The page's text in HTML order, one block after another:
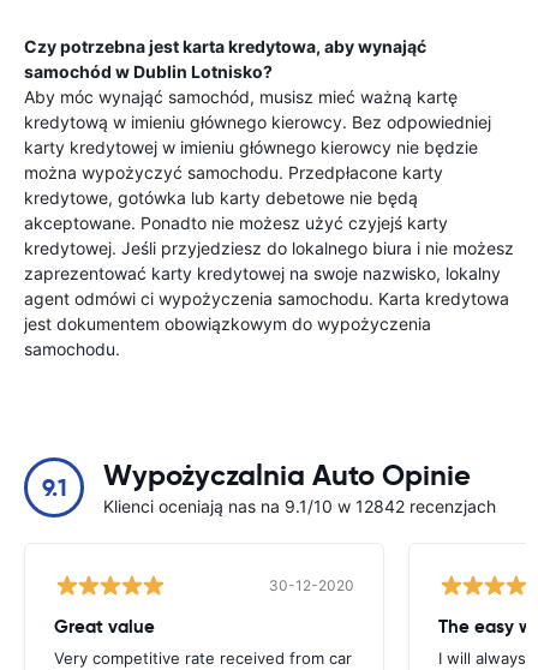
Czy potrzebna jest karta kredytowa, aby wynająć
samochód wDublin Lotnisko?
Aby móc wynająć samochód, musisz mieć ważną kartę
kredytową w imieniu głównego kierowcy. Bez odpowiedniej
karty kredytowej w imieniu głównego kierowcy nie będzie
można wypożyczyć samochodu. Przedpłacone karty
kredytowe, gotówka lub karty debetowe nie będą
akceptowane. Ponadto nie możesz użyć czyjejś karty
kredytowej. Jeśli przyjedziesz do lokalnego biura i nie możesz
zaprezentować karty kredytowej na swoje nazwisko, lokalny
agent odmówi ci wypożyczenia samochodu. Karta kredytowa
jest dokumentem obowiązkowym do wypożyczenia
samochodu.
9.1 Wypożyczalnia Auto Opinie
Klienci oceniają nas na 9.1/10 w 12842 recenzjach
30-12-2020
Great value
Very competitive rate received from car
I will always